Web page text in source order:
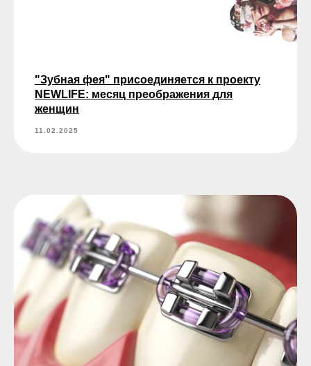
"Зубная фея" присоединяется к проекту
NEWLIFE: месяц преображения для
женщин
11.02.2025